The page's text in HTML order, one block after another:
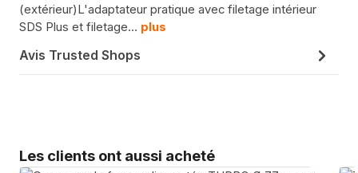
(extérieur)L'adaptateur pratique avec filetage intérieur
SDS Plus et filetage… plus
Avis Trusted Shops
Sauter la galerie de produits
Les clients ont aussi acheté